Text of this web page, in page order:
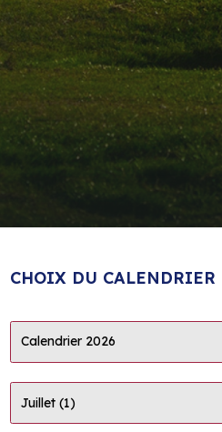
CHOIX DU CALENDRIER
Calendrier 2026
Juillet (1)